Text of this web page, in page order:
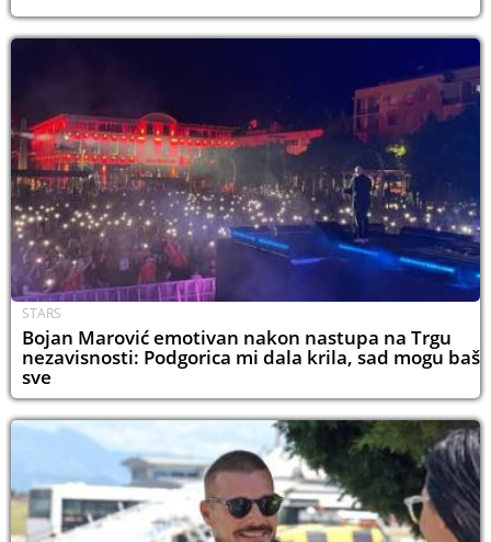
STARS
Bojan Marović emotivan nakon nastupa na Trgu
nezavisnosti: Podgorica mi dala krila, sad mogu baš
sve